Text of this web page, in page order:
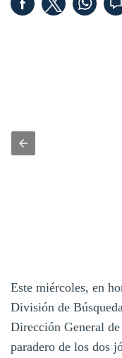
Este miércoles, en
División de
Dirección General
paradero de los dos